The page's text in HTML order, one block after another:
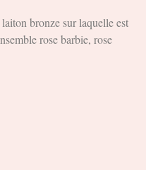
bronze sur laquelle est
rose barbie, rose